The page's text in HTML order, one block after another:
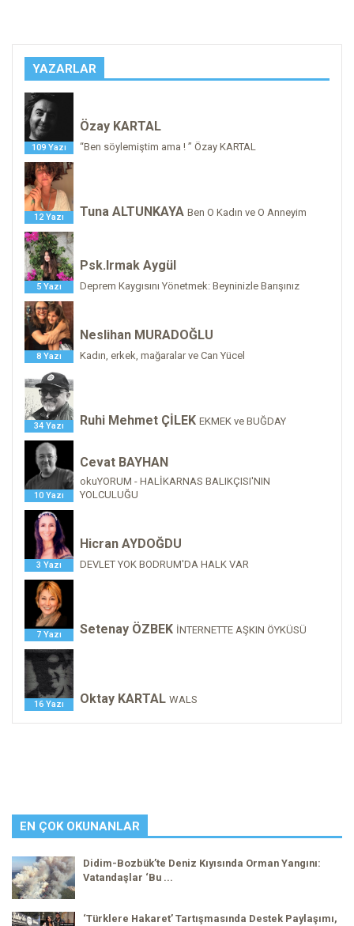
YAZARLAR
109 Yazı
Özay KARTAL
“Ben söylemiştim ama ! ” Özay KARTAL
12 Yazı Tuna ALTUNKAYA Ben O Kadın ve O Anneyim
5 Yazı
Psk.Irmak Aygül
Deprem Kaygısını Yönetmek: Beyninizle Barışınız
8 Yazı
Neslihan MURADOĞLU
Kadın, erkek, mağaralar ve Can Yücel
34 Yazı Ruhi Mehmet ÇİLEK EKMEK ve BUĞDAY
10 Yazı
Cevat BAYHAN
okuYORUM - HALİKARNAS BALIKÇISI'NIN
YOLCULUĞU
3 Yazı
Hicran AYDOĞDU
DEVLET YOK BODRUM'DA HALK VAR
7 Yazı Setenay ÖZBEK İNTERNETTE AŞKIN ÖYKÜSÜ
16 Yazı Oktay KARTAL WALS
EN ÇOK OKUNANLAR
Didim-Bozbük’te Deniz Kıyısında Orman Yangını:
Vatandaşlar ‘Bu ...
‘Türklere Hakaret’ Tartışmasında Destek Paylaşımı,